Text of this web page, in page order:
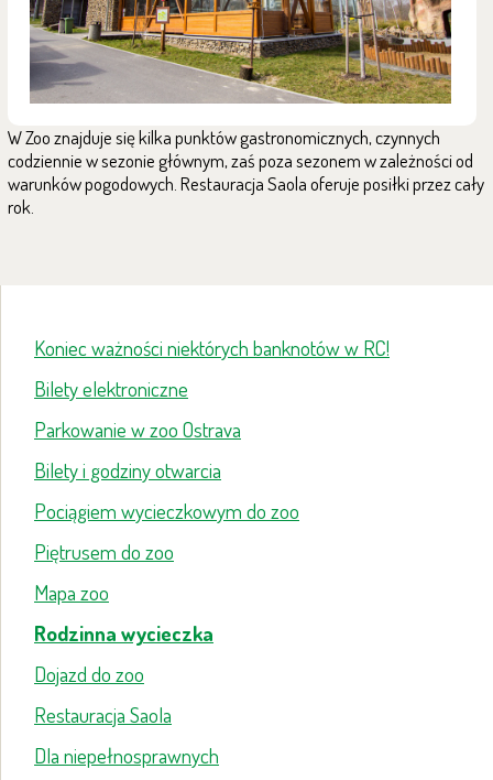
W Zoo znajduje się kilka punktów gastronomicznych, czynnych
codziennie w sezonie głównym, zaś poza sezonem w zależności od
warunków pogodowych. Restauracja Saola oferuje posiłki przez cały
rok.
Koniec ważności niektórych banknotów w RC!
Bilety elektroniczne
Parkowanie w zoo Ostrava
Bilety i godziny otwarcia
Pociągiem wycieczkowym do zoo
Piętrusem do zoo
Mapa zoo
Rodzinna wycieczka
Dojazd do zoo
Restauracja Saola
Dla niepełnosprawnych